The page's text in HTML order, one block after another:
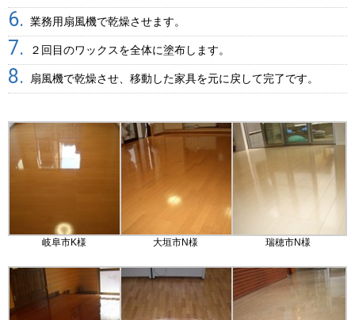
業務用扇風機で乾燥させます。
２回目のワックスを全体に塗布します。
扇風機で乾燥させ、移動した家具を元に戻して完了です。
岐阜市K様 大垣市N様 瑞穂市N様